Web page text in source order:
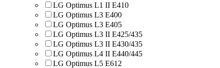
LG Optimus L1 II E410
LG Optimus L3 E400
LG Optimus L3 E405
LG Optimus L3 II E425/435
LG Optimus L3 II E430/435
LG Optimus L4 II E440/445
LG Optimus L5 E612